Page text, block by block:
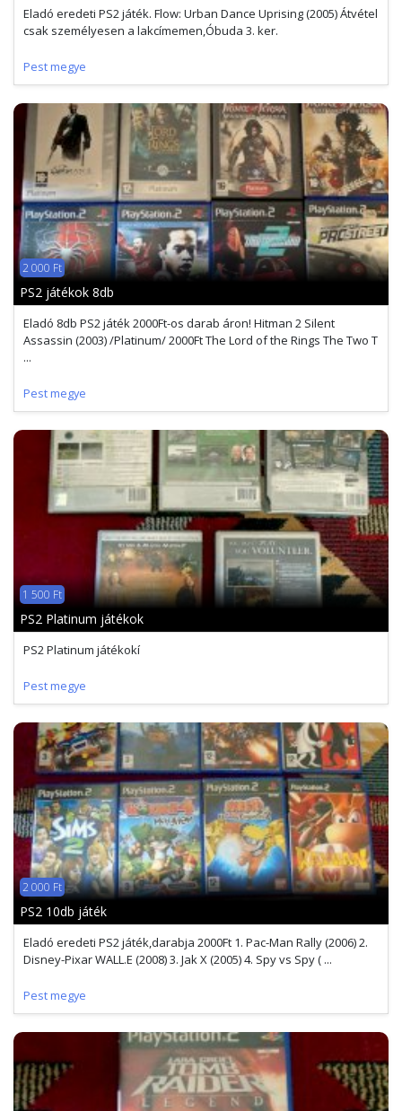
Eladó eredeti PS2 játék. Flow: Urban Dance Uprising (2005) Átvétel
csak személyesen a lakcímemen,Óbuda 3. ker.
Pest megye
2 000 Ft
PS2 játékok 8db
Eladó 8db PS2 játék 2000Ft-os darab áron! Hitman 2 Silent
Assassin (2003) /Platinum/ 2000Ft The Lord of the Rings The Two T
...
Pest megye
1 500 Ft
PS2 Platinum játékok
PS2 Platinum játékokí
Pest megye
2 000 Ft
PS2 10db játék
Eladó eredeti PS2 játék,darabja 2000Ft 1. Pac-Man Rally (2006) 2.
Disney-Pixar WALL.E (2008) 3. Jak X (2005) 4. Spy vs Spy ( ...
Pest megye